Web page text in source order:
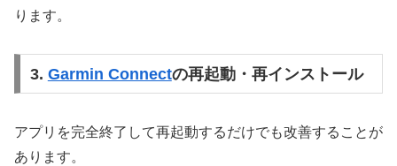
ります。
3. Garmin Connectの再起動・再インストール
アプリを完全終了して再起動するだけでも改善することが
あります。